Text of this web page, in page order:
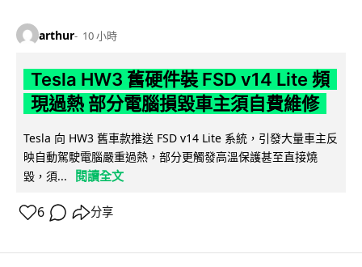
arthur 10 小時
Tesla HW3 舊硬件裝 FSD v14 Lite 頻
現過熱 部分電腦損毀車主須自費維修
Tesla 向 HW3 舊車款推送 FSD v14 Lite 系統，引發大量車主反
映自動駕駛電腦嚴重過熱，部分更觸發高溫保護甚至直接燒
毀，須...
閱讀全文
6 分享